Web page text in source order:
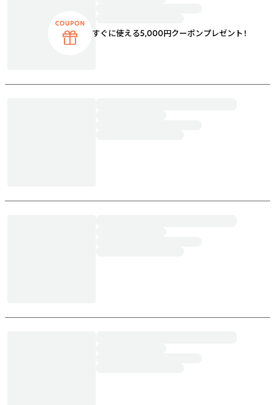
すぐに使える5,000円クーポンプレゼント！